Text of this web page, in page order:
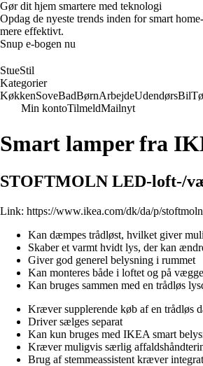
Gør dit hjem smartere med teknologi
Opdag de nyeste trends inden for smart
mere effektivt.
Snup e-bogen nu
StueStil
Kategorier
KøkkenSoveBadBørnArbejdeUdendørsBil
Min kontoTilmeldMailnyt
Smart lamper fra
STOFTMOLN LED-loft-/
Link: https://www.ikea.com/dk/da/p/
Kan dæmpes trådløst, hvilket giver
Skaber et varmt hvidt lys, der kan
Giver god generel belysning i rummet
Kan monteres både i loftet og på
Kan bruges sammen med en trådløs
Kræver supplerende køb af en trådløs
Driver sælges separat
Kan kun bruges med IKEA smart
Kræver muligvis særlig
Brug af stemmeassistent kræver